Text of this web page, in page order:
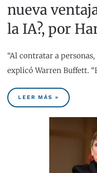
nueva
la IA?, por
“Al contratar a personas,
explicó Warren Buffett.
LEER MÁS »